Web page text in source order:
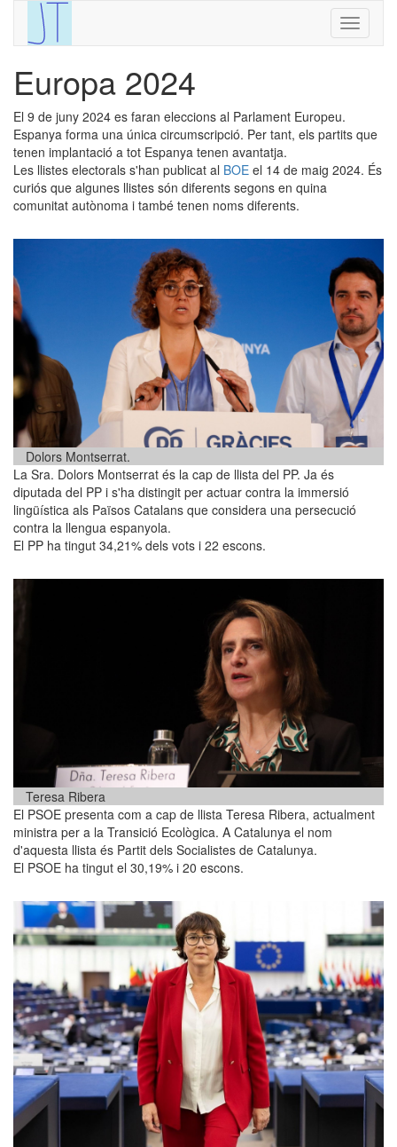
Europa 2024
El 9 de juny 2024 es faran eleccions al Parlament Europeu.
Espanya forma una única circumscripció. Per tant, els partits que
tenen implantació a tot Espanya tenen avantatja.
Les llistes electorals s'han publicat al BOE el 14 de maig 2024. És
curiós que algunes llistes són diferents segons en quina
comunitat autònoma i també tenen noms diferents.
Dolors Montserrat.
La Sra. Dolors Montserrat és la cap de llista del PP. Ja és
diputada del PP i s'ha distingit per actuar contra la immersió
lingüística als Països Catalans que considera una persecució
contra la llengua espanyola.
El PP ha tingut 34,21% dels vots i 22 escons.
Teresa Ribera
El PSOE presenta com a cap de llista Teresa Ribera, actualment
ministra per a la Transició Ecològica. A Catalunya el nom
d'aquesta llista és Partit dels Socialistes de Catalunya.
El PSOE ha tingut el 30,19% i 20 escons.